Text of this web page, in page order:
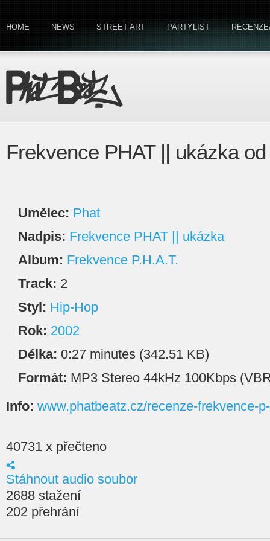
HOME NEWS STREET ART PARTYLIST
Frekvence PHAT || ukázka
Umělec: Phat
Nadpis: Frekvence PHAT || ukázka
Album: Frekvence P.H.A.T.
Track: 2
Styl: Hip-Hop
Rok: 2002
Délka: 0:27 minutes (342.51 KB)
Formát: MP3 Stereo 44kHz 100Kbps
Info: www.phatbeatz.cz/recenze-frekvence-
40731 x přečteno
Stáhnout audio soubor
2688 stažení
202 přehrání